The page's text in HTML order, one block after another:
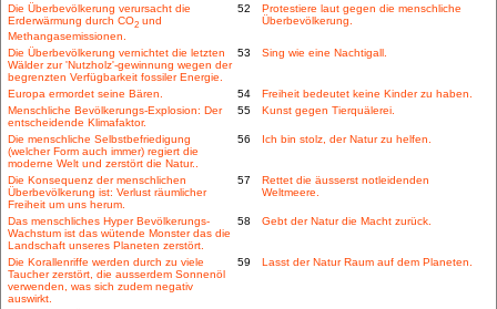
Die Überbevölkerung verursacht die
Erderwärmung durch CO2 und
Methangasemissionen.
52
Protestiere laut gegen die menschliche
Überbevölkerung.
Die Überbevölkerung vernichtet die letzten
Wälder zur 'Nutzholz'-gewinnung wegen der
begrenzten Verfügbarkeit fossiler Energie.
53 Sing wie eine Nachtigall.
Europa ermordet seine Bären. 54
Freiheit bedeutet keine Kinder zu haben.
Menschliche Bevölkerungs-Explosion: Der
entscheidende Klimafaktor.
55 Kunst gegen Tierquälerei.
Die menschliche Selbstbefriedigung
(welcher Form auch immer) regiert die
moderne Welt und zerstört die Natur..
56 Ich bin stolz, der Natur zu helfen.
Die Konsequenz der menschlichen
Überbevölkerung ist: Verlust räumlicher
Freiheit um uns herum.
57
Rettet die äusserst notleidenden
Weltmeere.
Das menschliches Hyper Bevölkerungs-
Wachstum ist das wütende Monster das die
Landschaft unseres Planeten zerstört.
58 Gebt der Natur die Macht zurück.
Die Korallenriffe werden durch zu viele
Taucher zerstört, die ausserdem Sonnenöl
verwenden, was sich zudem negativ
auswirkt.
59 Lasst der Natur Raum auf dem Planeten.